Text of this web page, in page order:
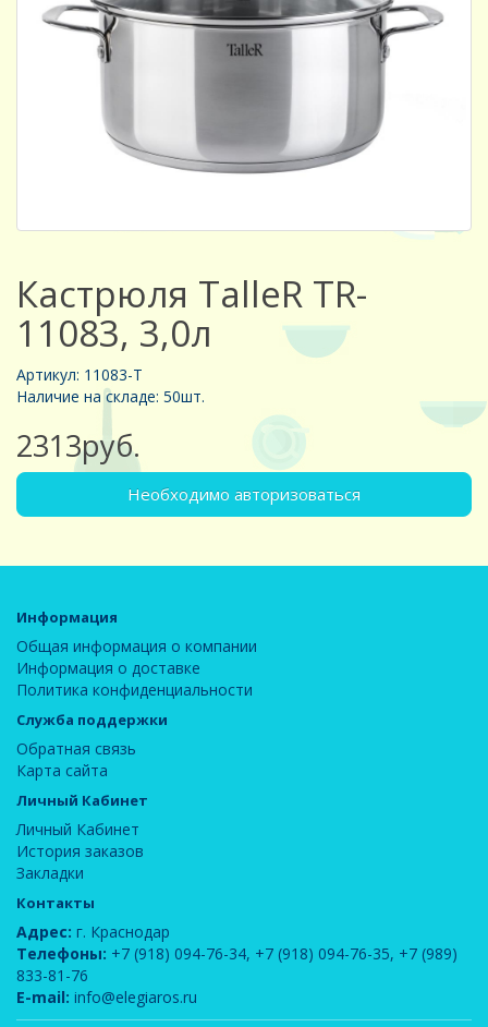
Кастрюля TalleR TR-
11083, 3,0л
Артикул: 11083-Т
Наличие на складе: 50шт.
2313руб.
Необходимо авторизоваться
Информация
Общая информация о компании
Информация о доставке
Политика конфиденциальности
Служба поддержки
Обратная связь
Карта сайта
Личный Кабинет
Личный Кабинет
История заказов
Закладки
Контакты
Адрес: г. Краснодар
Телефоны: +7 (918) 094-76-34, +7 (918) 094-76-35, +7 (989)
833-81-76
E-mail: info@elegiaros.ru